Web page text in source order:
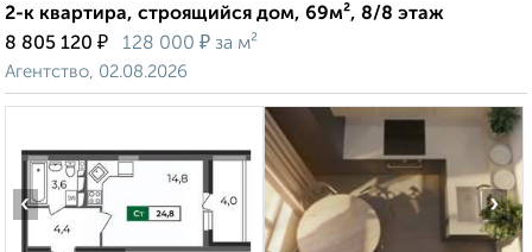
2-к квартира, строящийся дом, 69м², 8/8 этаж
8 805 120 ₽ 128 000 ₽ за м²
Агентство, 02.08.2026
‹ ›